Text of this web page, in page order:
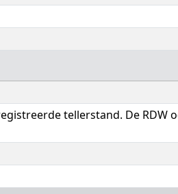
tellerstand. De RDW